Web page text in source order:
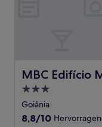
MBC Edifício
MBC Edifício
3.0-
Sterne-
Unterkunft
Goiânia
8.8
8,8/10